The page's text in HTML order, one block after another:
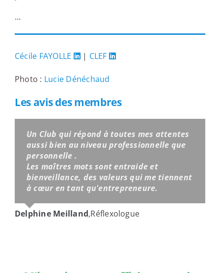
…
Cécile FAYOLLE | CLEF
Photo : Lucie Dénéchaud
Les avis des membres
Un Club qui répond à toutes mes attentes
aussi bien au niveau professionnelle que
personnelle .
Les maîtres mots sont entraide et
bienveillance, des valeurs qui me tiennent
à cœur en tant qu'entrepreneure.
Delphine Meilland,Réflexologue